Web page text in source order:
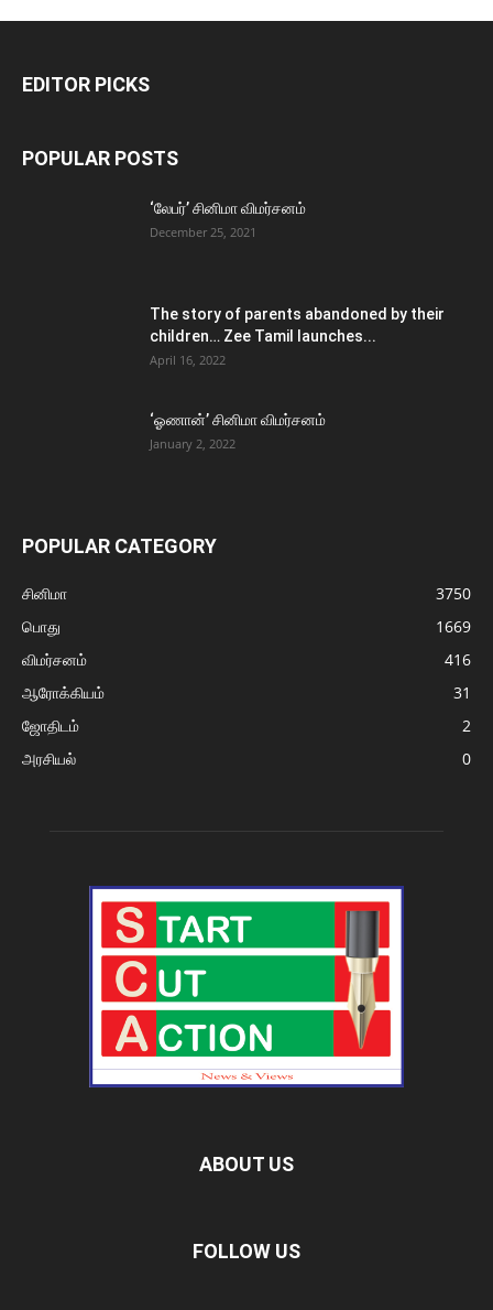
EDITOR PICKS
POPULAR POSTS
‘லேபர்’ சினிமா விமர்சனம்
December 25, 2021
The story of parents abandoned by their
children… Zee Tamil launches...
April 16, 2022
‘ஓணான்’ சினிமா விமர்சனம்
January 2, 2022
POPULAR CATEGORY
சினிமா
3750
பொது
1669
விமர்சனம்
416
ஆரோக்கியம்
31
ஜோதிடம்
2
அரசியல்
0
ABOUT US
FOLLOW US